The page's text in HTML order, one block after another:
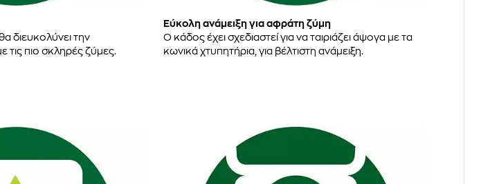
διευκολύνει την
τις πιο σκληρές ζύμες.
Εύκολη ανάμειξη για αφράτη ζύμη
Ο κάδος έχει σχεδιαστεί για να ταιριάζει άψογα με τα
κωνικά χτυπητήρια, για βέλτιστη ανάμειξη.